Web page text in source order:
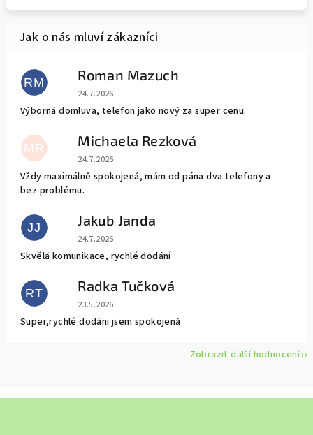
RM Roman Mazuch
Hodnocení obchodu je 5 z 5 hvězdiček.
24.7.2026
Výborná domluva, telefon jako nový za super cenu.
MR Michaela Rezková
Hodnocení obchodu je 5 z 5 hvězdiček.
24.7.2026
Vždy maximálně spokojená, mám od pána dva telefony a
bez problému.
JJ Jakub Janda
Hodnocení obchodu je 5 z 5 hvězdiček.
24.7.2026
Skvělá komunikace, rychlé dodání
RT Radka Tučková
Hodnocení obchodu je 5 z 5 hvězdiček.
23.5.2026
Super,rychlé dodáni jsem spokojená
Zobrazit další hodnocení